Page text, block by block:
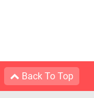
Back To Top